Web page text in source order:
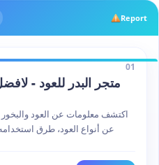
Report
01
متجر البدر للعود -
اكتشف معلومات عن العود والبخور
عن أنواع العود، طرق